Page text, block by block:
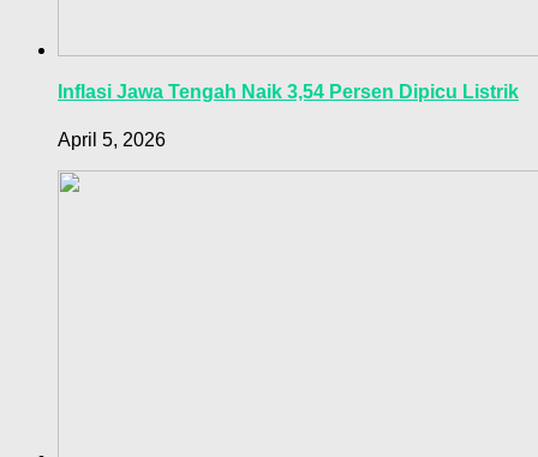
Inflasi Jawa Tengah Naik 3,54 Persen Dipicu Listrik
April 5, 2026